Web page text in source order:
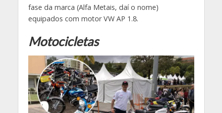
fase da marca (Alfa Metais, daí o nome)
equipados com motor VW AP 1.8.
Motocicletas